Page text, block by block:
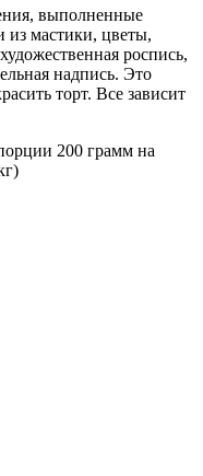
выполненные
из мастики, цветы,
роспись,
надпись. Это
торт. Все зависит
200 грамм на